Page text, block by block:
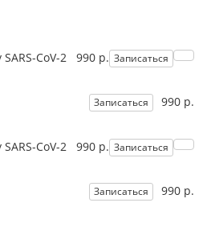
Записаться
990 р.
CoV-2
990 р.
Записаться
Записаться
990 р.
CoV-2
990 р.
Записаться